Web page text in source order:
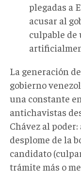
plegadas a
acusar al
culpable de
La generación
gobierno
una constante
antichavistas
Chávez al
desplome de la
candidato
trámite más o